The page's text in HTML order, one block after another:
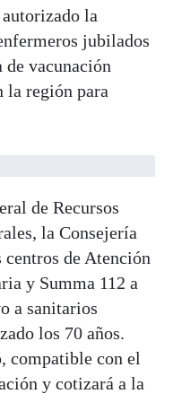
la
jubilados
de vacunación
la región para
de Recursos
la Consejería
centros de Atención
y Summa 112 a
a sanitarios
los 70 años.
compatible con el
y cotizará a la